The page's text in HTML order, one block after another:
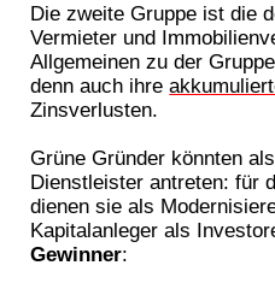
Die zweite Gruppe ist die
Vermieter und
Allgemeinen zu der
denn auch ihre
Zinsverlusten.
Grüne Gründer könnten
Dienstleister antreten: für
dienen sie als
Kapitalanleger als
Gewinner: